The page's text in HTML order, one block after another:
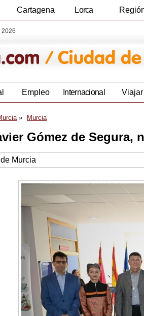
Cartagena Lorca
2026
Empleo Internacional Viajar
Murcia
Gómez de Segura,
Murcia